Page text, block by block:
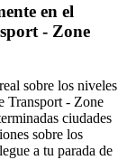
en el
- Zone
sobre los niveles
Transport - Zone
ciudades
sobre los
a tu parada de